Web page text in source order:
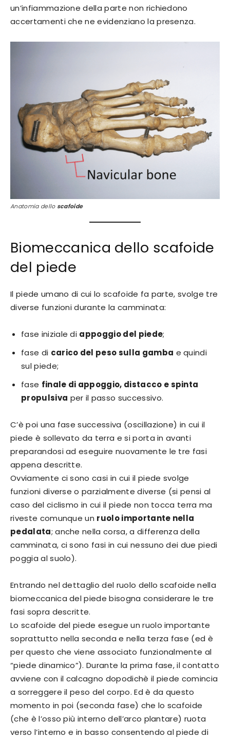
un’infiammazione della parte non richiedono
accertamenti che ne evidenziano la presenza.
Anatomia delloscafoide
Biomeccanica dello scafoide
del piede
Il piede umano di cui lo scafoide fa parte, svolge tre
diverse funzioni durante la camminata:
fase iniziale di appoggio del piede;
fase di carico del peso sulla gamba e quindi
sul piede;
fase finale di appoggio, distacco e spinta
propulsiva per il passo successivo.
C’è poi una fase successiva (oscillazione) in cui il
piede è sollevato da terra e si porta in avanti
preparandosi ad eseguire nuovamente le tre fasi
appena descritte.
Ovviamente ci sono casi in cui il piede svolge
funzioni diverse o parzialmente diverse (si pensi al
caso del ciclismo in cui il piede non tocca terra ma
riveste comunque un ruolo importante nella
pedalata; anche nella corsa, a differenza della
camminata, ci sono fasi in cui nessuno dei due piedi
poggia al suolo).
Entrando nel dettaglio del ruolo dello scafoide nella
biomeccanica del piede bisogna considerare le tre
fasi sopra descritte.
Lo scafoide del piede esegue un ruolo importante
soprattutto nella seconda e nella terza fase (ed è
per questo che viene associato funzionalmente al
“piede dinamico”). Durante la prima fase, il contatto
avviene con il calcagno dopodichè il piede comincia
a sorreggere il peso del corpo. Ed è da questo
momento in poi (seconda fase) che lo scafoide
(che è l’osso più interno dell’arco plantare) ruota
verso l’interno e in basso consentendo al piede di